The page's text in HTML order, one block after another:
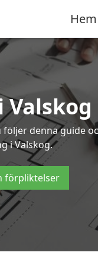
Hem
denna guide
i Valskog.
förpliktelser